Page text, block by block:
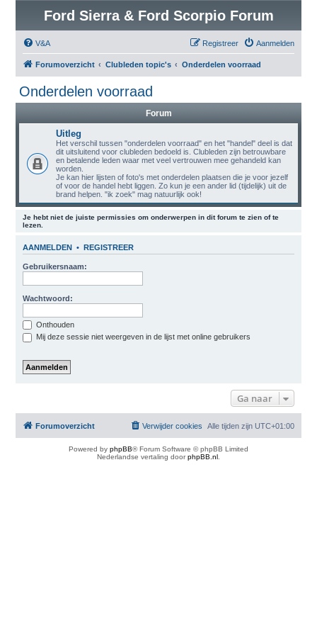
Ford Sierra & Ford Scorpio Forum
V&A Aanmelden
Registreer
Forumoverzicht Clubleden topic's Onderdelen voorraad
Onderdelen voorraad
Forum
Uitleg
Het verschil tussen "onderdelen voorraad" en het "handel" deel is dat
dit uitsluitend voor clubleden bedoeld is. Clubleden zijn betrouwbare
en betalende leden waar met veel vertrouwen mee gehandeld kan
worden.
Je kan hier lijsten of foto's met onderdelen plaatsen die je voor jezelf
of voor de handel hebt liggen. Zo kun je een ander lid (tijdelijk) uit de
brand helpen. "ik zoek" mag natuurlijk ook!
Je hebt niet de juiste permissies om onderwerpen in dit forum te zien of te
lezen.
AANMELDEN • REGISTREER
Gebruikersnaam:
Wachtwoord:
Onthouden
Mij deze sessie niet weergeven in de lijst met online gebruikers
Ga naar
Forumoverzicht Alle tijden zijn UTC+01:00
Verwijder cookies
Powered by phpBB® Forum Software © phpBB Limited
Nederlandse vertaling doorphpBB.nl